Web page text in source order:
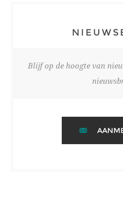
Blijf op de hoogte van